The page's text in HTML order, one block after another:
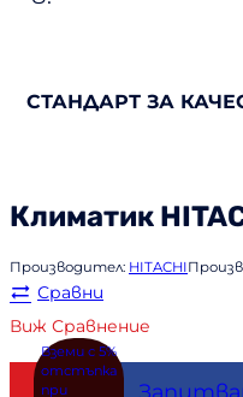
СТАНДАРТ ЗА
Климатик
Производител: HITACHI
Сравни
Виж Сравнение